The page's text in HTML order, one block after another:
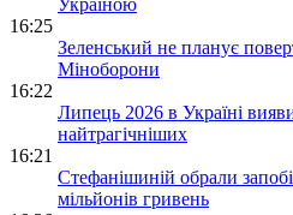
Україною
16:25
Зеленський не планує
Міноборони
16:22
Липець 2026 в Україні
найтрагічніших
16:21
Стефанішиній обрали
мільйонів гривень